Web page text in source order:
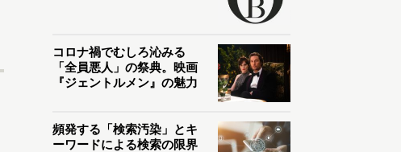
コロナ禍でむしろ沁みる
「全員悪人」の祭典。映画
『ジェントルメン』の魅力
頻発する「検索汚染」とキ
ーワードによる検索の限界